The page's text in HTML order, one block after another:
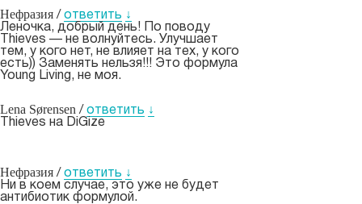
Нефразия / ответить ↓
Леночка, добрый день! По поводу
Thieves — не волнуйтесь. Улучшает
тем, у кого нет, не влияет на тех, у кого
есть)) Заменять нельзя!!! Это формула
Young Living, не моя.
Lena Sørensen / ответить ↓
Thieves на DiGize
Нефразия / ответить ↓
Ни в коем случае, это уже не будет
антибиотик формулой.